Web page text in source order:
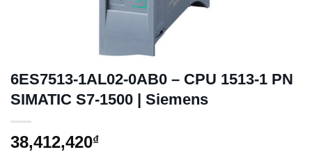
6ES7513-1AL02-0AB0 – CPU 1513-1 PN
SIMATIC S7-1500 | Siemens
38,412,420₫